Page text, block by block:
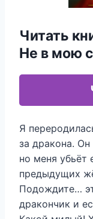
Читать
Не в мою
Я
за дракона.
но меня убьёт
предыдущих
Подождите…
дракончик и